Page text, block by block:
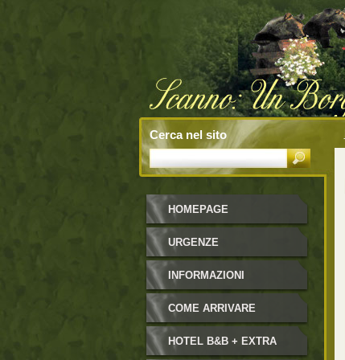
HOMEPAGE
URGENZE
INFORMAZIONI
COME ARRIVARE
HOTEL B&B + EXTRA
Cerca nel sito